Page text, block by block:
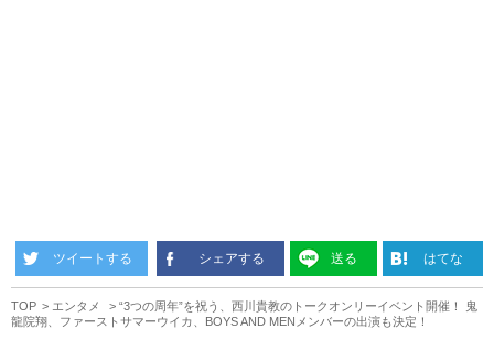
ツイートする シェアする 送る はてな
TOP エンタメ
“3つの周年”を祝う、西川貴教のトークオンリーイベント開催！ 鬼
龍院翔、ファーストサマーウイカ、BOYS AND MENメンバーの出演も決定！